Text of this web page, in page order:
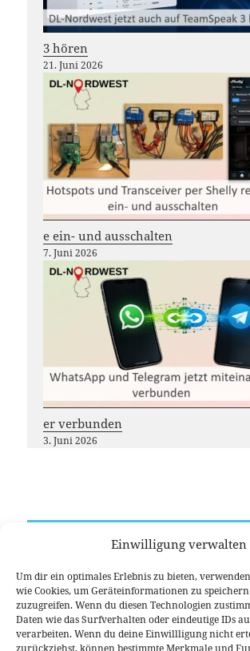
Einwilligung verwalten
Um dir ein optimales Erlebnis zu bieten,
wie Cookies, um Geräteinformationen zu
zuzugreifen. Wenn du diesen Technologien
Daten wie das Surfverhalten oder eindeutige IDs
verarbeiten. Wenn du deine Einwillligung nicht
zurückziehst, können bestimmte Merkmale und
3 hören
21. Juni 2026
e ein- und ausschalten
7. Juni 2026
er verbunden
3. Juni 2026
Dann freuen wir uns über deinen
Vielen Dank für deine Unterstützung!